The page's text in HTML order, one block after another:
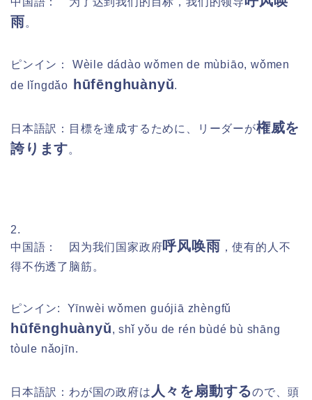
雨。
ピンイン： Wèile dádào wǒmen de mùbiāo, wǒmen
de lǐngdǎo
hūfēnghuànyǔ.
日本語訳：目標を達成するために、リーダーが権威を
誇ります。
2.
中国語： 因为我们国家政府呼风唤雨 ，使有的人不
得不伤透了脑筋。
ピンイン: Yīnwèi wǒmen guójiā zhèngfǔ
hūfēnghuànyǔ, shǐ yǒu de rén bùdé bù shāng
tòule nǎojīn.
日本語訳： わが国の政府は 人々を扇動するので、頭